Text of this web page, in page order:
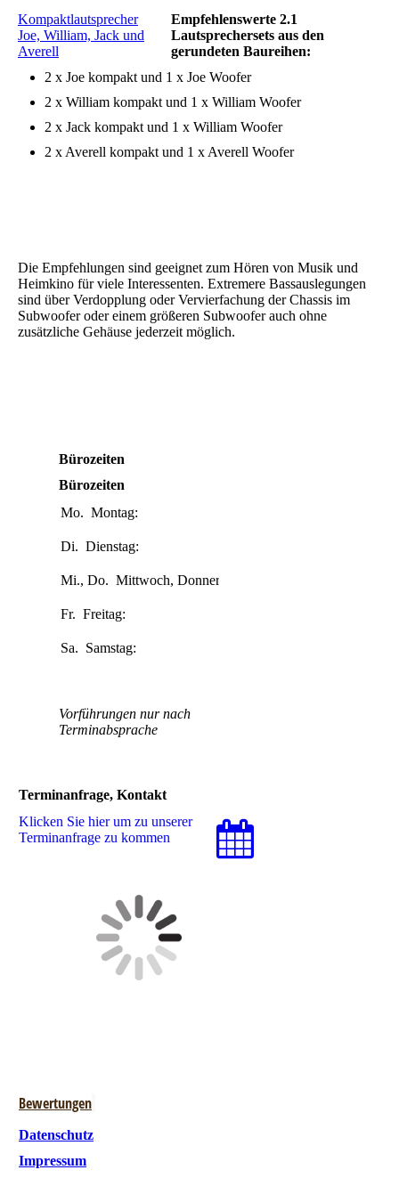
Kompaktlautsprecher
Joe, William, Jack und
Averell
Empfehlenswerte 2.1
Lautsprechersets aus den
gerundeten Baureihen:
2 x Joe kompakt und 1 x Joe Woofer
2 x William kompakt und 1 x William Woofer
2 x Jack kompakt und 1 x William Woofer
2 x Averell kompakt und 1 x Averell Woofer
Die Empfehlungen sind geeignet zum Hören von Musik und
Heimkino für viele Interessenten. Extremere Bassauslegungen
sind über Verdopplung oder Vervierfachung der Chassis im
Subwoofer oder einem größeren Subwoofer auch ohne
zusätzliche Gehäuse jederzeit möglich.
Bürozeiten
Bürozeiten
Mo. Montag:
Di. Dienstag:
Mi., Do. Mittwoch, Donnerstag:
Fr. Freitag:
Sa. Samstag:
Vorführungen nur nach
Terminabsprache
Terminanfrage, Kontakt
Klicken Sie hier um zu unserer
Terminanfrage zu kommen
Bewertungen
Datenschutz
Impressum